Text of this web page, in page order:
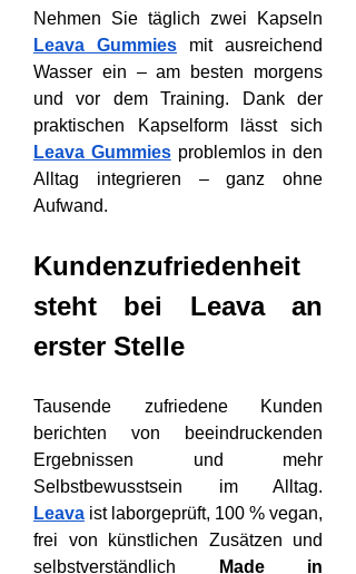
Leava Gummies mit ausreichend
Wasser ein – am besten morgens
und vor dem Training. Dank der
Leava Gummies problemlos in den
Alltag integrieren – ganz ohne
Aufwand.
Kundenzufriedenheit
steht bei Leava an
erster Stelle
Tausende zufriedene Kunden
berichten von beeindruckenden
Ergebnissen und mehr
Leava ist laborgeprüft, 100 % vegan,
frei von künstlichen Zusätzen und
selbstverständlich
Made in